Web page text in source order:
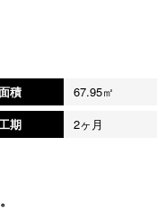
積
67.95㎡
期 2ヶ月